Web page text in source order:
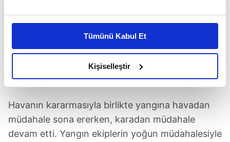
Bu çerezlere izin vermeniz halinde sizlere özel
daha iyi reklam deneyimi yaşatabiliriz. Bunu yaparken
amacımızın size daha iyi bir reklam deneyimi sunmak
olduğunu ve sizlere en iyi içerikleri sunabilmek adına
elimizden gelen çabayı gösterdiğimizi ve bu noktada,
reklamların maliyetlerimizi karşılamak noktasında tek gelir
kalemimiz olduğunu sizlere hatırlatmak isteriz.
Her halükârda, kullanıcılar, bu çerezlere izin vermedikleri
takdirde, kullanıcılara hedefli reklamlar
Tümünü Kabul Et
Kişiselleştir
Havanın kararmasıyla birlikte yangına havadan
müdahale sona ererken, karadan müdahale
devam etti. Yangın ekiplerin yoğun müdahalesiyle